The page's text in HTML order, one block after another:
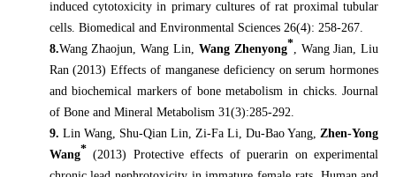
induced cytotoxicity in primary cultures of rat proximal tubular
cells. Biomedical and Environmental Sciences 26(4): 258-267.
8.Wang Zhaojun, Wang Lin, Wang Zhenyong*, Wang Jian, Liu
Ran (2013) Effects of manganese deficiency on serum hormones
and biochemical markers of bone metabolism in chicks. Journal
of Bone and Mineral Metabolism 31(3):285-292.
9. Lin Wang, Shu-Qian Lin, Zi-Fa Li, Du-Bao Yang,Zhen-Yong
Wang* (2013) Protective effects of puerarin on experimental